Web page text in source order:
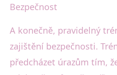
Bezpečnost
A konečně, pravidelný
zajištění bezpečnosti.
předcházet úrazům tím,